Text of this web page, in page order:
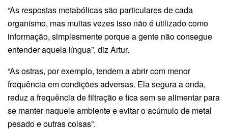
“As respostas metabólicas são particulares de cada
organismo, mas muitas vezes isso não é utilizado como
informação, simplesmente porque a gente não consegue
entender aquela língua”, diz Artur.
“As ostras, por exemplo, tendem a abrir com menor
frequência em condições adversas. Ela segura a onda,
reduz a frequência de filtração e fica sem se alimentar para
se manter naquele ambiente e evitar o acúmulo de metal
pesado e outras coisas”.